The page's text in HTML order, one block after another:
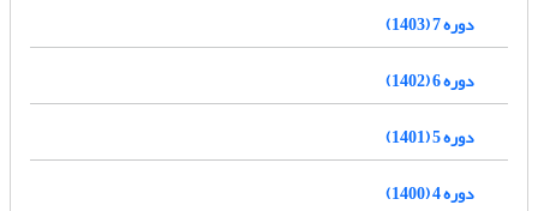
دوره 7 (1403)
دوره 6 (1402)
دوره 5 (1401)
دوره 4 (1400)